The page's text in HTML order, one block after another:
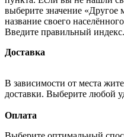
выберите значение
название своего
Введите правильный индекс.
Доставка
В зависимости от места
доставки. Выберите любой
Оплата